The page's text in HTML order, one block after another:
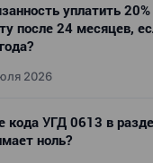
уплатить 20%
после 24 месяцев,
2026
кода УГД 0613 в
ноль?